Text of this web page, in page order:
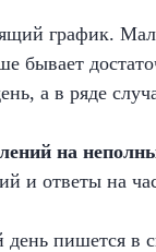
график.
бывает
а в ряде
на
и ответы на
пишется в